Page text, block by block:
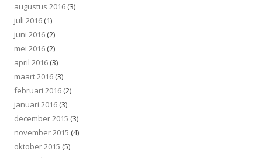
augustus 2016 (3)
juli 2016 (1)
juni 2016 (2)
mei 2016 (2)
april 2016 (3)
maart 2016 (3)
februari 2016 (2)
januari 2016 (3)
december 2015 (3)
november 2015 (4)
oktober 2015 (5)